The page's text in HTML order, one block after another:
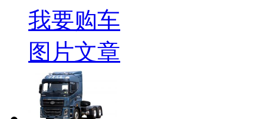
我要购车
图片文章